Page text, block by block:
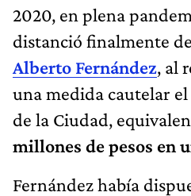
2020, en plena
distanció finalmente
Alberto Fernández, al
una medida cautelar
de la Ciudad,
millones de pesos en
Fernández había